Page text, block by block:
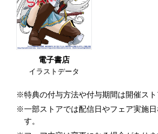
電子書店
イラストデータ
※特典の付与方法や付与期間は開催ス
※一部ストアでは配信日やフェア実施
す。